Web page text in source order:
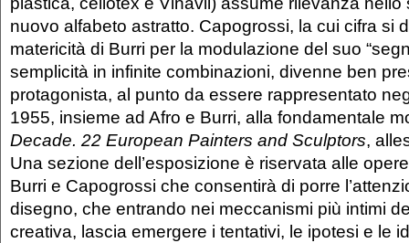
nuovo alfabeto astratto. Capogrossi, la cui cifra si
matericità di Burri per la modulazione del suo
semplicità in infinite combinazioni, divenne ben
protagonista, al punto da essere rappresentato
1955, insieme ad Afro e Burri, alla fondamentale
Decade. 22 European Painters and Sculptors,
Una sezione dell’esposizione è riservata alle
Burri e Capogrossi che consentirà di porre
disegno, che entrando nei meccanismi più intimi
creativa, lascia emergere i tentativi, le ipotesi e le